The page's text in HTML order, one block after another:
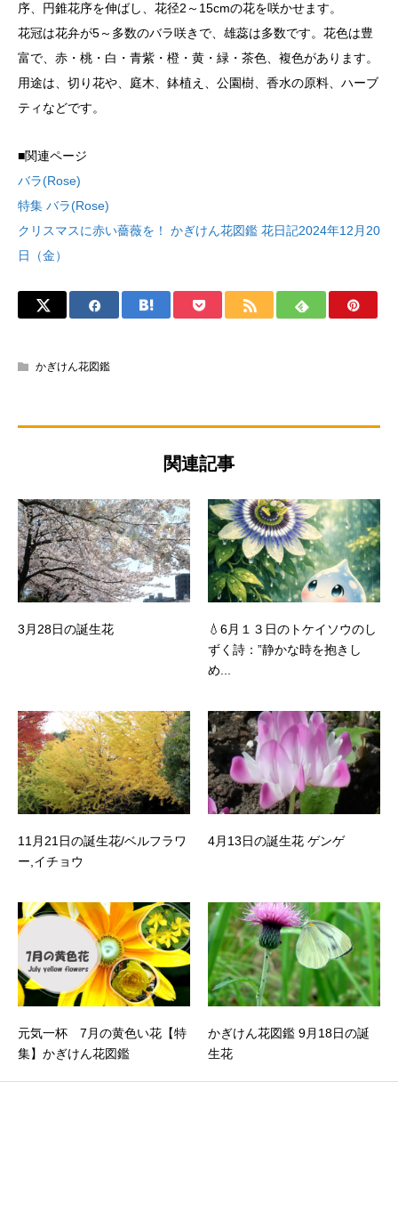
序、円錐花序を伸ばし、花径2～15cmの花を咲かせます。
花冠は花弁が5～多数のバラ咲きで、雄蕊は多数です。花色は豊
富で、赤・桃・白・青紫・橙・黄・緑・茶色、複色があります。
用途は、切り花や、庭木、鉢植え、公園樹、香水の原料、ハーブ
ティなどです。
■関連ページ
バラ(Rose)
特集 バラ(Rose)
クリスマスに赤い薔薇を！ かぎけん花図鑑 花日記2024年12月20
日（金）
かぎけん花図鑑
関連記事
3月28日の誕生花
💧6月１３日のトケイソウのし
ずく詩：”静かな時を抱きし
め...
11月21日の誕生花/ベルフラワ
ー,イチョウ
4月13日の誕生花 ゲンゲ
元気一杯 7月の黄色い花【特
集】かぎけん花図鑑
かぎけん花図鑑 9月18日の誕
生花